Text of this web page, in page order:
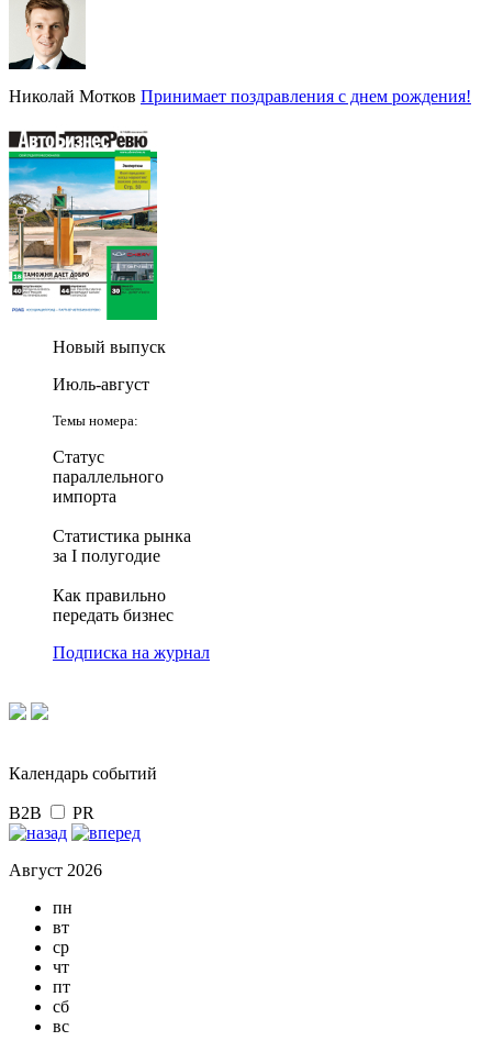
Николай Мотков Принимает поздравления с днем рождения!
Новый выпуск
Июль-август
Темы номера:
Статус
параллельного
импорта
Статистика рынка
за I полугодие
Как правильно
передать бизнес
Подписка на журнал
Календарь событий
B2B PR
Август 2026
пн
вт
ср
чт
пт
сб
вс